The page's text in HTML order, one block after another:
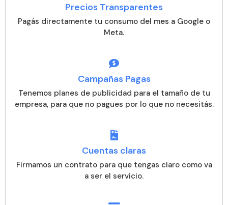
Precios Transparentes
Pagás directamente tu consumo del mes a Google o
Meta.
Campañas Pagas
Tenemos planes de publicidad para el tamaño de tu
empresa, para que no pagues por lo que no necesitás.
Cuentas claras
Firmamos un contrato para que tengas claro como va
a ser el servicio.